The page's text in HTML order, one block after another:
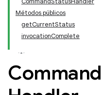
Métodos públicos
getCurrentStatus
invocationComplete
Command